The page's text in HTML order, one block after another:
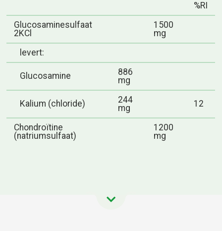
%RI
Glucosaminesulfaat
2KCl
1500
mg
levert:
Glucosamine
886
mg
Kalium (chloride)
244
mg
12
Chondroïtine
(natriumsulfaat)
1200
mg